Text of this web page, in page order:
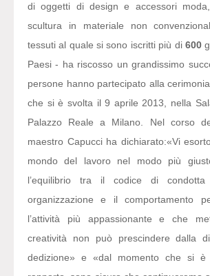
di oggetti di design e accessori
scultura in materiale non
tessuti al quale si sono iscritti più di 600
Paesi - ha riscosso un grandissimo
persone hanno partecipato alla
che si è svolta il 9 aprile 2013, nella
Palazzo Reale a Milano. Nel corso
maestro Capucci ha dichiarato:«Vi
mondo del lavoro nel modo più
l’equilibrio tra il codice di condotta
organizzazione e il comportamento
l’attività più appassionante e che
creatività non può prescindere dalla
dedizione» e «dal momento che si è